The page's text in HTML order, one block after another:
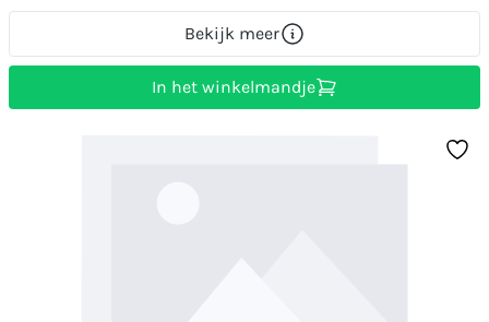
Bekijk meer
In het winkelmandje